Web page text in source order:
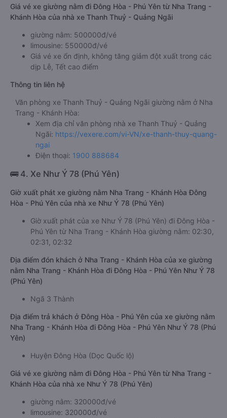
Giá vé xe giường nằm đi Đông Hòa - Phú Yên từ Nha Trang -
Khánh Hòa của nhà xe Thanh Thuỷ - Quảng Ngãi
giường nằm: 500000đ/vé
limousine: 550000đ/vé
Giá vé xe ổn định, không tăng giảm đột xuất trong các
dịp Lễ, Tết cao điểm
Thông tin liên hệ
Văn phòng xe Thanh Thuỷ - Quảng Ngãi giường nằm ở Nha
Trang - Khánh Hòa:
Xem địa chỉ văn phòng nhà xe Thanh Thuỷ - Quảng
Ngãi: https://vexere.com/vi-VN/xe-thanh-thuy-quang-
ngai
Điện thoại: 1900 888684
🚌 4. Xe Như Ý 78 (Phú Yên)
Giờ xuất phát xe giường nằm Nha Trang - Khánh Hòa Đông
Hòa - Phú Yên của nhà xe Như Ý 78 (Phú Yên)
Giờ xuất phát của xe Như Ý 78 (Phú Yên) đi Đông Hòa -
Phú Yên từ Nha Trang - Khánh Hòa giường nằm: 02:30,
02:31, 02:32
Địa điểm đón khách ở Nha Trang - Khánh Hòa của xe giường
nằm Nha Trang - Khánh Hòa đi Đông Hòa - Phú Yên Như Ý 78
(Phú Yên)
Ngã 3 Thành
Địa điểm trả khách ở Đông Hòa - Phú Yên của xe giường nằm
Nha Trang - Khánh Hòa đi Đông Hòa - Phú Yên Như Ý 78 (Phú
Yên)
Huyện Đông Hòa (Dọc Quốc lộ)
Giá vé xe giường nằm đi Đông Hòa - Phú Yên từ Nha Trang -
Khánh Hòa của nhà xe Như Ý 78 (Phú Yên)
giường nằm: 320000đ/vé
limousine: 320000đ/vé